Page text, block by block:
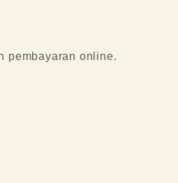
pembayaran online.